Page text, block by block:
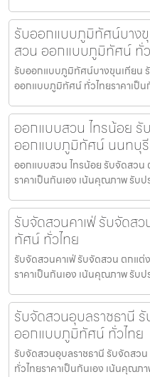
รับออกแบบภูมิทัศน์บาง
สวน ออกแบบภูมิทัศน์ ทั่
รับออกแบบภูมิทัศน์บางขุนเทียน
ออกแบบภูมิทัศน์ ทั่วไทยราคาเป็
ออกแบบสวน ไทรน้อย
ออกแบบภูมิทัศน์ นนทบุรี
ออกแบบสวน ไทรน้อย รับจัดสว
ราคาเป็นกันเอง เน้นคุณภาพ รับ
รับจัดสวนคาเฟ่ รับจัดส
ทัศน์ ทั่วไทย
รับจัดสวนคาเฟ่ รับจัดสวน ตกแ
ราคาเป็นกันเอง เน้นคุณภาพ รับ
รับจัดสวนอุบลราชธานี
ออกแบบภูมิทัศน์ ทั่วไทย
รับจัดสวนอุบลราชธานี รับจัดส
ทั่วไทยราคาเป็นกันเอง เน้นคุณภ